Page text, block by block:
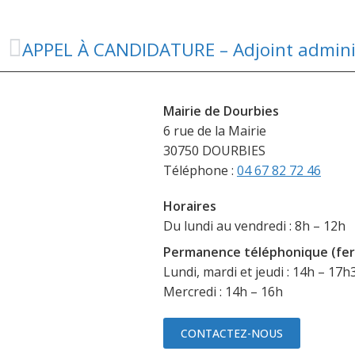
APPEL À CANDIDATURE – Adjoint
Mairie de Dourbies
6 rue de la Mairie
30750 DOURBIES
Téléphone : 04 67 82 72 46
Horaires
Du lundi au vendredi : 8h – 12h
Permanence téléphonique
Lundi, mardi et jeudi : 14h –
Mercredi : 14h – 16h
CONTACTEZ-NOUS